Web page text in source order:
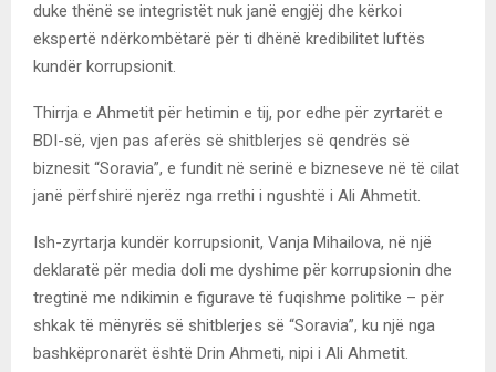
duke thënë se integristët nuk janë engjëj dhe kërkoi
ekspertë ndërkombëtarë për ti dhënë kredibilitet luftës
kundër korrupsionit.
Thirrja e Ahmetit për hetimin e tij, por edhe për zyrtarët e
BDI-së, vjen pas aferës së shitblerjes së qendrës së
biznesit “Soravia”, e fundit në serinë e bizneseve në të cilat
janë përfshirë njerëz nga rrethi i ngushtë i Ali Ahmetit.
Ish-zyrtarja kundër korrupsionit, Vanja Mihailova, në një
deklaratë për media doli me dyshime për korrupsionin dhe
tregtinë me ndikimin e figurave të fuqishme politike – për
shkak të mënyrës së shitblerjes së “Soravia”, ku një nga
bashkëpronarët është Drin Ahmeti, nipi i Ali Ahmetit.